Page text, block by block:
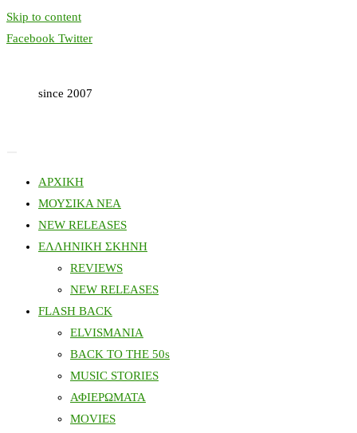
Skip to content
Facebook Twitter
since 2007
ΑΡΧΙΚΗ
ΜΟΥΣΙΚΑ ΝΕΑ
NEW RELEASES
ΕΛΛΗΝΙΚΗ ΣΚΗΝΗ
REVIEWS
NEW RELEASES
FLASH BACK
ELVISMANIA
BACK TO THE 50s
MUSIC STORIES
ΑΦΙΕΡΩΜΑΤΑ
MOVIES